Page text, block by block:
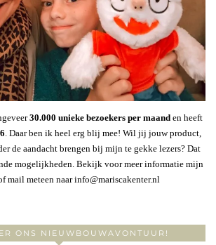
30.000 unieke bezoekers per maanden heeft
. Daar ben ik heel erg blij mee! Wil jij jouw product,
de aandacht brengen bij mijn te gekke lezers? Dat
mogelijkheden. Bekijk voor meer informatie mijn
mail meteen naar info@mariscakenter.nl
ONS NIEUWBOUWAVONTUUR!